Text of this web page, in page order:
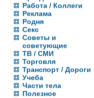
Работа / Коллеги
Реклама
Родня
Секс
Советы и
советующие
ТВ / СМИ
Торговля
Транспорт / Дороги
Учеба
Части тела
Полезное